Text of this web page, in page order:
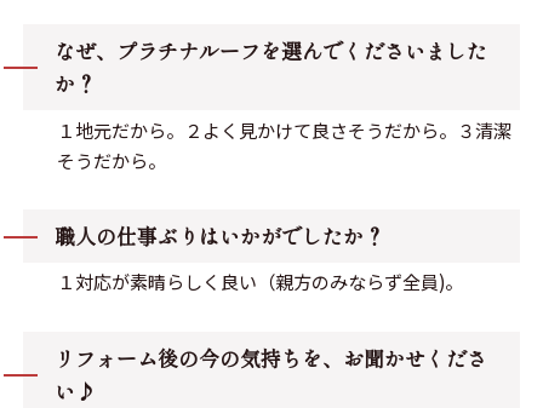
なぜ、プラチナルーフを選んでくださいました
か？
１地元だから。２よく見かけて良さそうだから。３清潔
そうだから。
職人の仕事ぶりはいかがでしたか？
１対応が素晴らしく良い（親方のみならず全員)。
リフォーム後の今の気持ちを、お聞かせくださ
い♪